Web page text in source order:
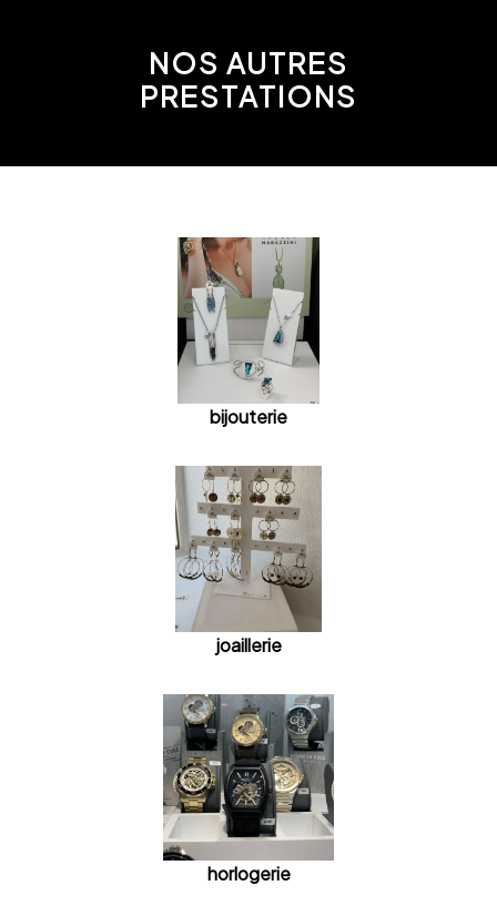
NOS AUTRES
PRESTATIONS
bijouterie
joaillerie
horlogerie